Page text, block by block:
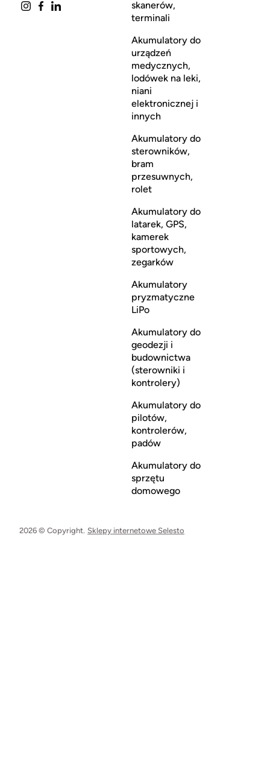
skanerów,
terminali
Akumulatory do
urządzeń
medycznych,
lodówek na leki,
niani
elektronicznej i
innych
Akumulatory do
sterowników,
bram
przesuwnych,
rolet
Akumulatory do
latarek, GPS,
kamerek
sportowych,
zegarków
Akumulatory
pryzmatyczne
LiPo
Akumulatory do
geodezji i
budownictwa
(sterowniki i
kontrolery)
Akumulatory do
pilotów,
kontrolerów,
padów
Akumulatory do
sprzętu
domowego
2026 © Copyright. Sklepy internetowe Selesto